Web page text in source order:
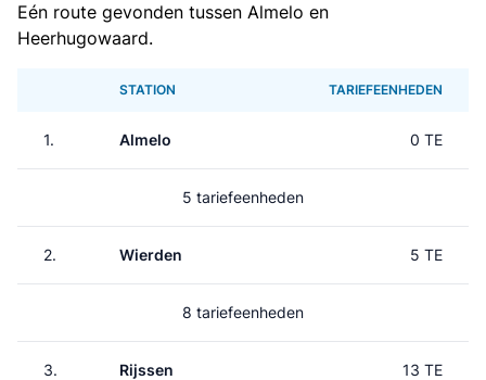
Eén route gevonden tussen Almelo en
Heerhugowaard.
STATION TARIEFEENHEDEN
1. Almelo 0 TE
5 tariefeenheden
2. Wierden 5 TE
8 tariefeenheden
3. Rijssen 13 TE